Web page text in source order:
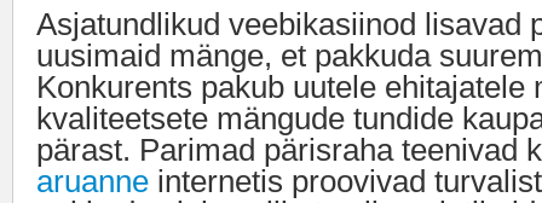
Asjatundlikud veebikasiinod lisavad
uusimaid mänge, et pakkuda
Konkurents pakub uutele ehitajatele
kvaliteetsete mängude tundide
pärast. Parimad pärisraha teenivad
aruanne internetis proovivad